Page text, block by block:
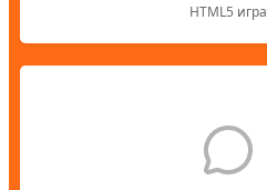
HTML5 игра